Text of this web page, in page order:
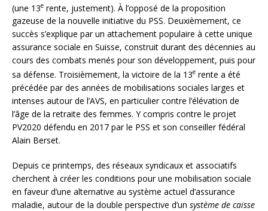
(une 13e rente, justement). À l’opposé de la proposition
gazeuse de la nouvelle initiative du PSS. Deuxièmement, ce
succès s’explique par un attachement populaire à cette unique
assurance sociale en Suisse, construit durant des décennies au
cours des combats menés pour son développement, puis pour
sa défense. Troisièmement, la victoire de la 13e rente a été
précédée par des années de mobilisations sociales larges et
intenses autour de l’AVS, en particulier contre l’élévation de
l’âge de la retraite des femmes. Y compris contre le projet
PV2020 défendu en 2017 par le PSS et son conseiller fédéral
Alain Berset.
Depuis ce printemps, des réseaux syndicaux et associatifs
cherchent à créer les conditions pour une mobilisation sociale
en faveur d’une alternative au système actuel d’assurance
maladie, autour de la double perspective d’un système de caisse